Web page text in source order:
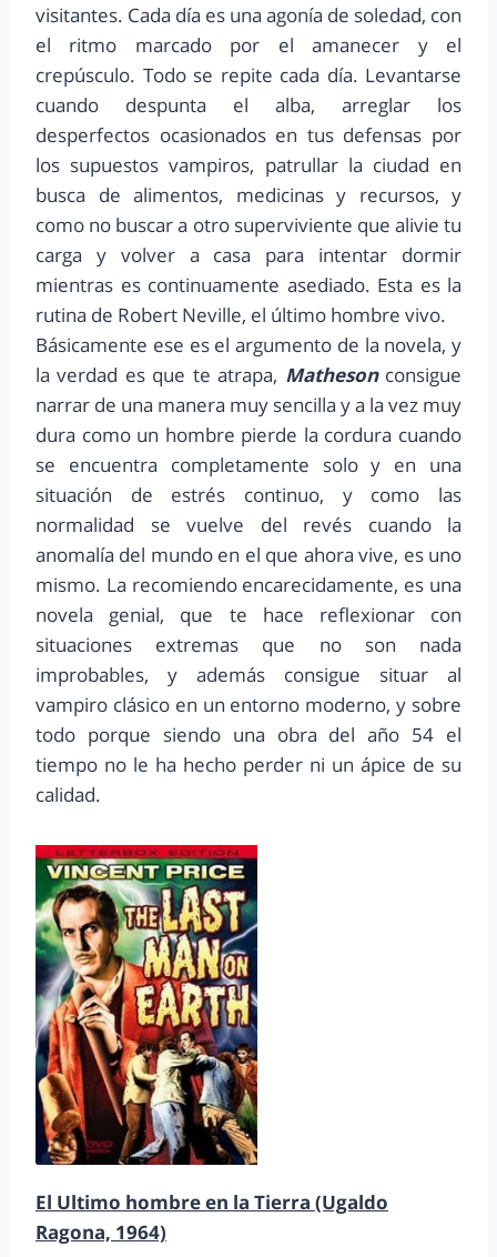
visitantes. Cada día es una agonía de soledad, con
el ritmo marcado por el amanecer y el
crepúsculo. Todo se repite cada día. Levantarse
cuando despunta el alba, arreglar los
desperfectos ocasionados en tus defensas por
los supuestos vampiros, patrullar la ciudad en
busca de alimentos, medicinas y recursos, y
como no buscar a otro superviviente que alivie tu
carga y volver a casa para intentar dormir
mientras es continuamente asediado. Esta es la
rutina de Robert Neville, el último hombre vivo.
Básicamente ese es el argumento de la novela, y
la verdad es que te atrapa, Mathesonconsigue
narrar de una manera muy sencilla y a la vez muy
dura como un hombre pierde la cordura cuando
se encuentra completamente solo y en una
situación de estrés continuo, y como las
normalidad se vuelve del revés cuando la
anomalía del mundo en el que ahora vive, es uno
mismo. La recomiendo encarecidamente, es una
novela genial, que te hace reflexionar con
situaciones extremas que no son nada
improbables, y además consigue situar al
vampiro clásico en un entorno moderno, y sobre
todo porque siendo una obra del año 54 el
tiempo no le ha hecho perder ni un ápice de su
calidad.
El Ultimo hombre en la Tierra (Ugaldo
Ragona, 1964)